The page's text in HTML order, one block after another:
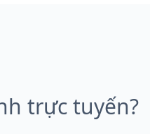
trực tuyến?